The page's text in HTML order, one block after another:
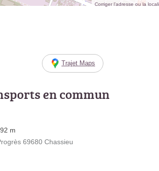
Corriger l’adresse ou la
Trajet Maps
en commun
m
69680 Chassieu